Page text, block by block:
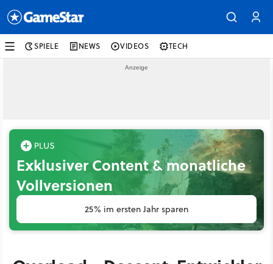
SPIELE NEWS VIDEOS TECH
Exklusiver Content & monatliche
Vollversionen
25% im ersten Jahr sparen